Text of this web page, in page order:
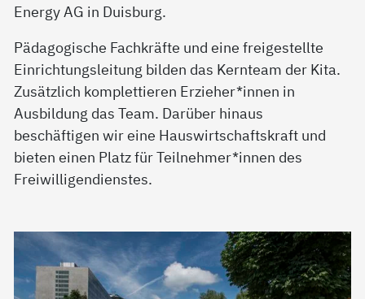
Energy AG in Duisburg.
Pädagogische Fachkräfte und eine freigestellte
Einrichtungsleitung bilden das Kernteam der Kita.
Zusätzlich komplettieren Erzieher*innen in
Ausbildung das Team. Darüber hinaus
beschäftigen wir eine Hauswirtschaftskraft und
bieten einen Platz für Teilnehmer*innen des
Freiwilligendienstes.